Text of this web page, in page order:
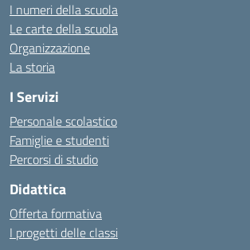
I numeri della scuola
Le carte della scuola
Organizzazione
La storia
I Servizi
Personale scolastico
Famiglie e studenti
Percorsi di studio
Didattica
Offerta formativa
I progetti delle classi